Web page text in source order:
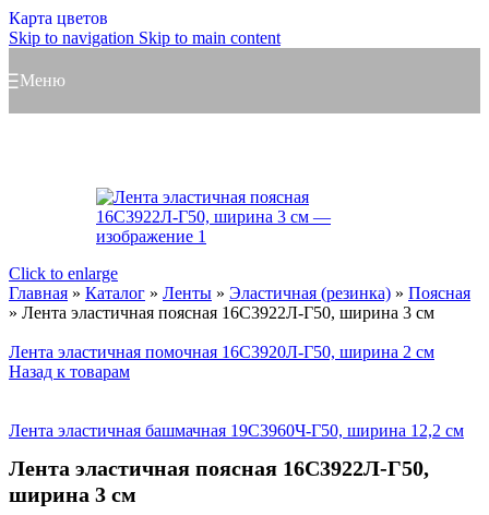
Карта цветов
Skip to navigation Skip to main content
Меню
Click to enlarge
Главная » Каталог » Ленты » Эластичная (резинка) » Поясная
» Лента эластичная поясная 16С3922Л-Г50, ширина 3 см
Лента эластичная помочная 16С3920Л-Г50, ширина 2 см
Назад к товарам
Лента эластичная башмачная 19С3960Ч-Г50, ширина 12,2 см
Лента эластичная поясная 16С3922Л-Г50,
ширина 3 см